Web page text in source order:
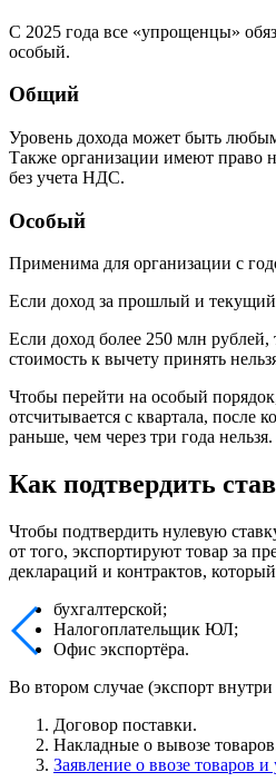
С 2025 года все «упрощенцы»
особый.
Общий
Уровень дохода может быть
Также организации имеют право
без учета НДС.
Особый
Применима для организации с
Если доход за прошлый и
Если доход более 250 млн
стоимость к вычету принять
Чтобы перейти на особый
отсчитывается с квартала, после
раньше, чем через три года
Как подтвердить
Чтобы подтвердить нулевую
от того, экспортируют товар за
деклараций и контрактов,
бухгалтерской;
Налогоплательщик ЮЛ;
Офис экспортёра.
Во втором случае (экспорт
Договор поставки.
Накладные о вывозе
Заявление о ввозе товаров